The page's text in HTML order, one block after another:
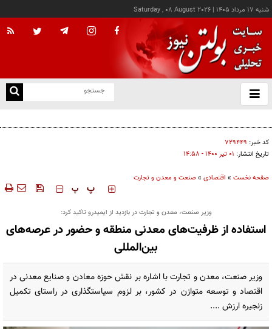
شنبه ۱۷ مرداد ۱۴۰۵ |
Saturday , 08 August 2026
باز
و
کد خبر: ۷۲۹۴۴۹
تاریخ انتشار: ۰۱ تير ۱۴۰۰ - ۱۴:۵۸
صفحه نخست » اقتصادی »صنعت و معدن و تجارت
‍‍‍ پ پ
وزیر صنعت، معدن و تجارت در بازدید از ایمیدرو تاکید کرد:
استفاده از ظرفیت‌های معدنی منطقه و حضور در عرصه‌های
بین‌المللی
وزیر صنعت، معدن و تجارت با اشاره بر نقش حوزه معادن و صنایع معدنی در
اقتصاد و توسعه متوازن در کشور، بر لزوم سیاستگذاری در راستای تکمیل
زنجیره ارزش ....